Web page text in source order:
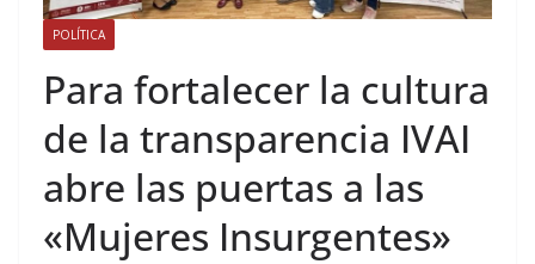
POLÍTICA
Para fortalecer la cultura
de la transparencia IVAI
abre las puertas a las
«Mujeres Insurgentes»